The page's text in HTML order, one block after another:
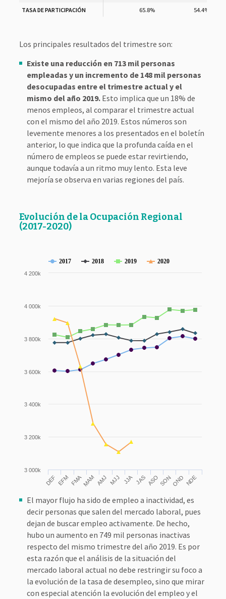
TASA DE PARTICIPACIÓN 65.8% 54.4%
Los principales resultados del trimestre son:
Existe una reducción en 713 mil personas
empleadas y un incremento de 148 mil personas
desocupadas entre el trimestre actual y el
mismo del año 2019.Esto implica que un 18% de
menos empleos, al comparar el trimestre actual
con el mismo del año 2019. Estos números son
levemente menores a los presentados en el boletín
anterior, lo que indica que la profunda caída en el
número de empleos se puede estar revirtiendo,
aunque todavía a un ritmo muy lento. Esta leve
mejoría se observa en varias regiones del país.
Evolución de la Ocupación Regional
(2017-2020)
2017 2018 2019 2020
DEF EFM FMAMAM AMJ MJJ JJA JAS ASO SONOND NDE
3 000k
3 200k
3 400k
3 600k
3 800k
4 000k
4 200k
El mayor flujo ha sido de empleo a inactividad, es
decir personas que salen del mercado laboral, pues
dejan de buscar empleo activamente. De hecho,
hubo un aumento en 749 mil personas inactivas
respecto del mismo trimestre del año 2019. Es por
esta razón que el análisis de la situación del
mercado laboral actual no debe restringir su foco a
la evolución de la tasa de desempleo, sino que mirar
con especial atención la evolución del empleo y el